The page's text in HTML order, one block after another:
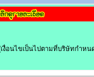
งื่อนไขเป็นไปตามที่บริษัทกำห